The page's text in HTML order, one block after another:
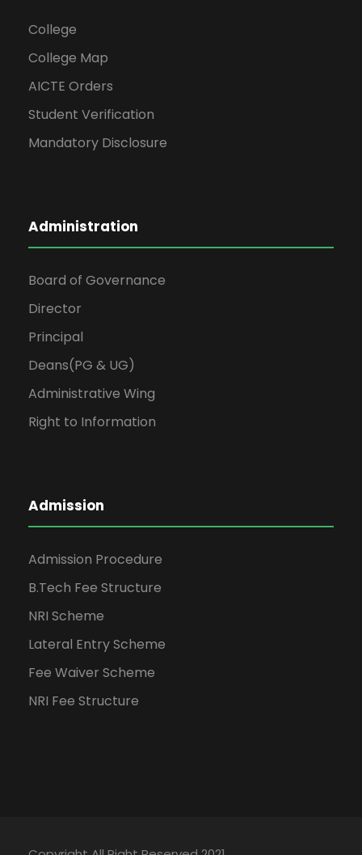
College
College Map
AICTE Orders
Student Verification
Mandatory Disclosure
Administration
Board of Governance
Director
Principal
Deans(PG & UG)
Administrative Wing
Right to Information
Admission
Admission Procedure
B.Tech Fee Structure
NRI Scheme
Lateral Entry Scheme
Fee Waiver Scheme
NRI Fee Structure